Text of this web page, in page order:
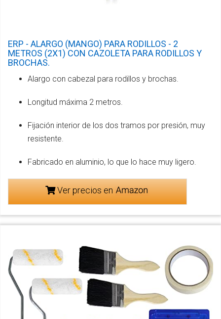
ERP - ALARGO (MANGO) PARA RODILLOS - 2
METROS (2X1) CON CAZOLETA PARA RODILLOS Y
BROCHAS.
Alargo con cabezal para rodillos y brochas.
Longitud máxima 2 metros.
Fijación interior de los dos tramos por presión, muy
resistente.
Fabricado en aluminio, lo que lo hace muy ligero.
Ver precios en